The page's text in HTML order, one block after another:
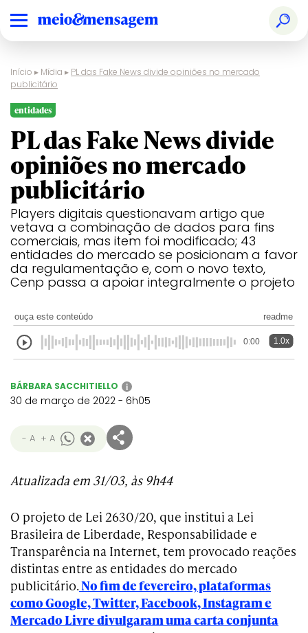
Início ▸ Mídia ▸ PL das Fake News divide opiniões no mercado
publicitário
entidades
PL das Fake News divide
opiniões no mercado
publicitário
Players digitais questionavam artigo que
vetava a combinação de dados para fins
comerciais, mas item foi modificado; 43
entidades do mercado se posicionam a favor
da regulamentação e, com o novo texto,
Cenp passa a apoiar integralmente o projeto
ouça este conteúdo readme
0:00 1.0x
BÁRBARA SACCHITIELLO i
30 de março de 2022 - 6h05
- A + A
Atualizada em 31/03, às 9h44
O projeto de Lei 2630/20, que institui a Lei
Brasileira de Liberdade, Responsabilidade e
Transparência na Internet, tem provocado reações
distintas entre as entidades do mercado
publicitário.No fim de fevereiro, plataformas
como Google, Twitter, Facebook, Instagram e
Mercado Livre divulgaram uma carta conjunta